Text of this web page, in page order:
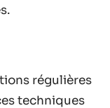
régulières
techniques